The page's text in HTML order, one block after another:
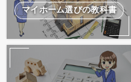
マイホーム選びの教科書